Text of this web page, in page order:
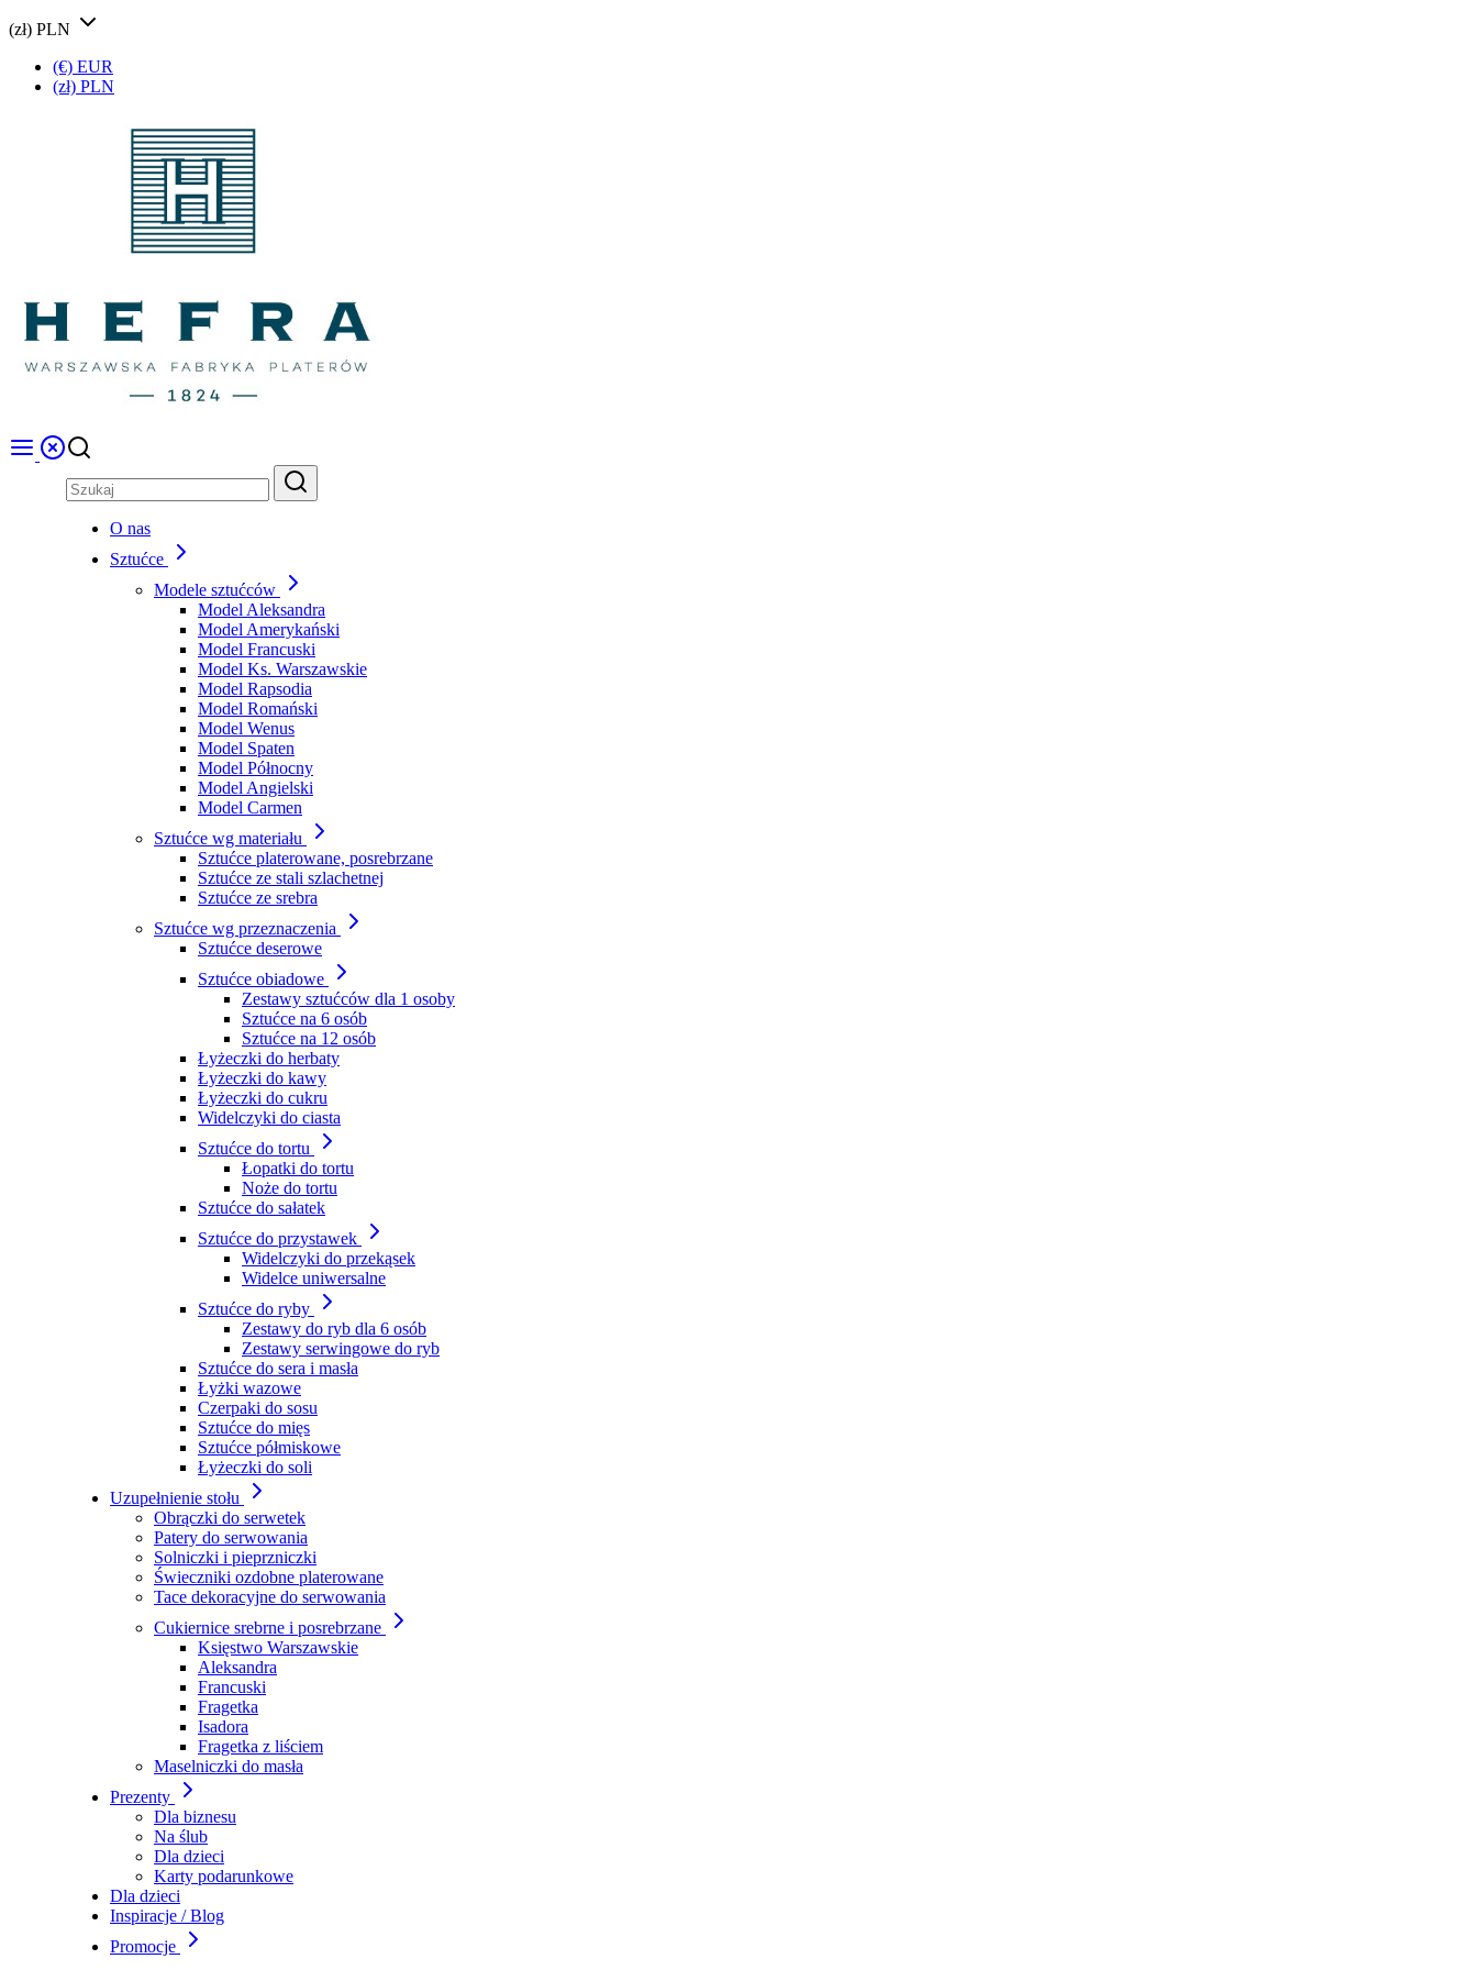
(zł) PLN
(€) EUR
(zł) PLN
O nas
Sztućce
Modele sztućców
Model Aleksandra
Model Amerykański
Model Francuski
Model Ks. Warszawskie
Model Rapsodia
Model Romański
Model Wenus
Model Spaten
Model Północny
Model Angielski
Model Carmen
Sztućce wg materiału
Sztućce platerowane, posrebrzane
Sztućce ze stali szlachetnej
Sztućce ze srebra
Sztućce wg przeznaczenia
Sztućce deserowe
Sztućce obiadowe
Zestawy sztućców dla 1 osoby
Sztućce na 6 osób
Sztućce na 12 osób
Łyżeczki do herbaty
Łyżeczki do kawy
Łyżeczki do cukru
Widelczyki do ciasta
Sztućce do tortu
Łopatki do tortu
Noże do tortu
Sztućce do sałatek
Sztućce do przystawek
Widelczyki do przekąsek
Widelce uniwersalne
Sztućce do ryby
Zestawy do ryb dla 6 osób
Zestawy serwingowe do ryb
Sztućce do sera i masła
Łyżki wazowe
Czerpaki do sosu
Sztućce do mięs
Sztućce półmiskowe
Łyżeczki do soli
Uzupełnienie stołu
Obrączki do serwetek
Patery do serwowania
Solniczki i pieprzniczki
Świeczniki ozdobne platerowane
Tace dekoracyjne do serwowania
Cukiernice srebrne i posrebrzane
Księstwo Warszawskie
Aleksandra
Francuski
Fragetka
Isadora
Fragetka z liściem
Maselniczki do masła
Prezenty
Dla biznesu
Na ślub
Dla dzieci
Karty podarunkowe
Dla dzieci
Inspiracje / Blog
Promocje